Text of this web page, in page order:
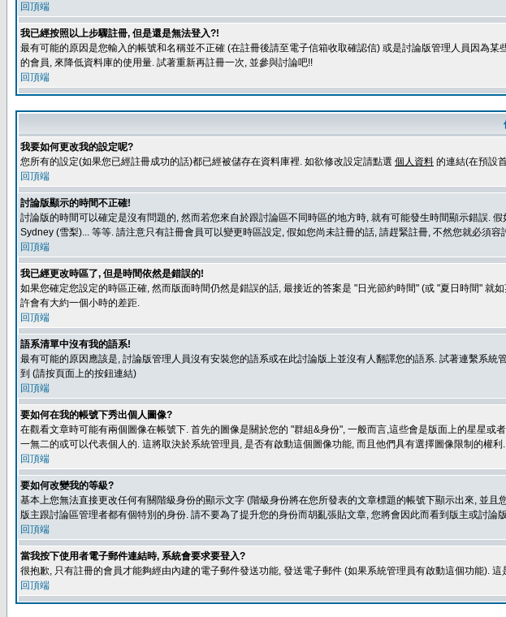
回頂端
我已經按照以上步驟註冊, 但是還是無法登入?!
最有可能的原因是您輸入的帳號和名稱並不正確 (在註冊後請至電子信箱收取確認信) 或是討論版管理人員因為
的會員, 來降低資料庫的使用量. 試著重新再註冊一次, 並參與討論吧!!
回頂端
我要如何更改我的設定呢?
您所有的設定(如果您已經註冊成功的話)都已經被儲存在資料庫裡. 如欲修改設定請點選 個人資料 的連結(在預設
回頂端
討論版顯示的時間不正確!
討論版的時間可以確定是沒有問題的, 然而若您來自於跟討論區不同時區的地方時, 就有可能發生時間顯示錯誤.
Sydney (雪梨)... 等等. 請注意只有註冊會員可以變更時區設定, 假如您尚未註冊的話, 請趕緊註冊, 不然您就必須容
回頂端
我已經更改時區了, 但是時間依然是錯誤的!
如果您確定您設定的時區正確, 然而版面時間仍然是錯誤的話, 最接近的答案是 "日光節約時間" (或 "夏日時間"
許會有大約一個小時的差距.
回頂端
語系清單中沒有我的語系!
最有可能的原因應該是, 討論版管理人員沒有安裝您的語系或在此討論版上並沒有人翻譯您的語系. 試著連繫系
到 (請按頁面上的按鈕連結)
回頂端
要如何在我的帳號下秀出個人圖像?
在觀看文章時可能有兩個圖像在帳號下. 首先的圖像是關於您的 "群組&身份", 一般而言,這些會是版面上的星星
一無二的或可以代表個人的. 這將取決於系統管理員, 是否有啟動這個圖像功能, 而且他們具有選擇圖像限制的
回頂端
要如何改變我的等級?
基本上您無法直接更改任何有關階級身份的顯示文字 (階級身份將在您所發表的文章標題的帳號下顯示出來, 並
版主跟討論區管理者都有個特別的身份. 請不要為了提升您的身份而胡亂張貼文章, 您將會因此而看到版主或討論
回頂端
當我按下使用者電子郵件連結時, 系統會要求要登入?
很抱歉, 只有註冊的會員才能夠經由內建的電子郵件發送功能, 發送電子郵件 (如果系統管理員有啟動這個功能).
回頂端